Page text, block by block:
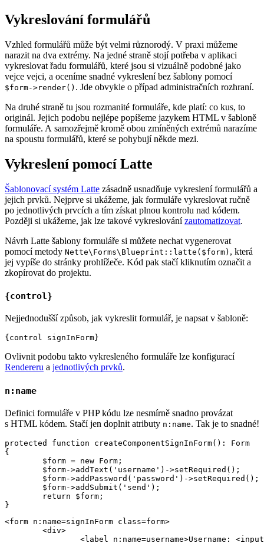
Vykreslování formulářů
Vzhled formulářů může být velmi různorodý. V praxi můžeme
narazit na dva extrémy. Na jedné straně stojí potřeba v aplikaci
vykreslovat řadu formulářů, které jsou si vizuálně podobné jako
vejce vejci, a oceníme snadné vykreslení bez šablony pomocí
$form->render() . Jde obvykle o případ administračních rozhraní.
Na druhé straně tu jsou rozmanité formuláře, kde platí: co kus, to
originál. Jejich podobu nejlépe popíšeme jazykem HTML v šabloně
formuláře. A samozřejmě kromě obou zmíněných extrémů narazíme
na spoustu formulářů, které se pohybují někde mezi.
Vykreslení pomocí Latte
Šablonovací systém Latte zásadně usnadňuje vykreslení formulářů a
jejich prvků. Nejprve si ukážeme, jak formuláře vykreslovat ručně
po jednotlivých prvcích a tím získat plnou kontrolu nad kódem.
Později si ukážeme, jak lze takové vykreslovánízautomatizovat.
Návrh Latte šablony formuláře si můžete nechat vygenerovat
pomocí metody Nette\Forms\Blueprint::latte($form) , která
jej vypíše do stránky prohlížeče. Kód pak stačí kliknutím označit a
zkopírovat do projektu.
{control}
Nejjednodušší způsob, jak vykreslit formulář, je napsat v šabloně:
Ovlivnit podobu takto vykresleného formuláře lze konfigurací
Rendereru a jednotlivých prvků.
n:name
Definici formuláře v PHP kódu lze nesmírně snadno provázat
s HTML kódem. Stačí jen doplnit atributy n:name. Tak je to snadné!
protected function createComponentSignInForm(): Form
{
<form n:name=signInForm class=form>